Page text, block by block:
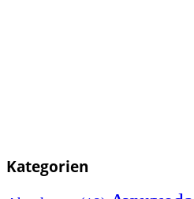
Kategorien